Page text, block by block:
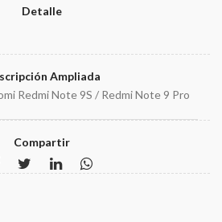
Detalle
Ampliada
Redmi Note 9S / Redmi Note 9 Pro
Compartir